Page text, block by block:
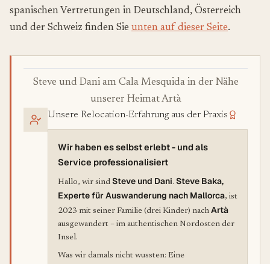
spanischen Vertretungen in Deutschland, Österreich
und der Schweiz finden Sie unten auf dieser Seite.
Steve und Dani am Cala Mesquida in der Nähe
unserer Heimat Artà
Unsere Relocation-Erfahrung aus der Praxis
Wir haben es selbst erlebt - und als
Service professionalisiert
Hallo, wir sind Steve und Dani. Steve Baka,
Experte für Auswanderung nach Mallorca, ist
2023 mit seiner Familie (drei Kinder) nach Artà
ausgewandert – im authentischen Nordosten der
Insel.
Was wir damals nicht wussten: Eine